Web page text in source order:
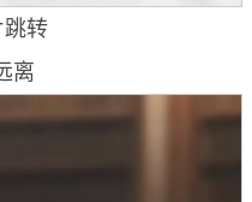
跳转
离